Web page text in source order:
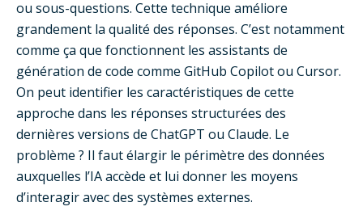
ou sous-questions. Cette technique améliore
grandement la qualité des réponses. C’est notamment
comme ça que fonctionnent les assistants de
génération de code comme GitHub Copilot ou Cursor.
On peut identifier les caractéristiques de cette
approche dans les réponses structurées des
dernières versions de ChatGPT ou Claude. Le
problème ? Il faut élargir le périmètre des données
auxquelles l’IA accède et lui donner les moyens
d’interagir avec des systèmes externes.